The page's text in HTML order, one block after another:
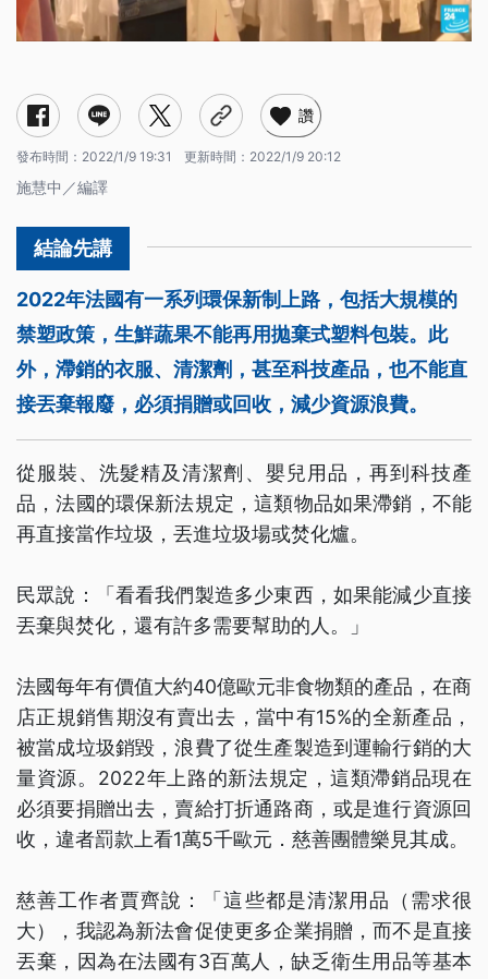
讚
發布時間： 2022/1/9 19:31 更新時間： 2022/1/9 20:12
施慧中／編譯
2022年法國有一系列環保新制上路，包括大規模的
禁塑政策，生鮮蔬果不能再用拋棄式塑料包裝。此
外，滯銷的衣服、清潔劑，甚至科技產品，也不能直
接丟棄報廢，必須捐贈或回收，減少資源浪費。
從服裝、洗髮精及清潔劑、嬰兒用品，再到科技產
品，法國的環保新法規定，這類物品如果滯銷，不能
再直接當作垃圾，丟進垃圾場或焚化爐。
民眾說：「看看我們製造多少東西，如果能減少直接
丟棄與焚化，還有許多需要幫助的人。」
法國每年有價值大約40億歐元非食物類的產品，在商
店正規銷售期沒有賣出去，當中有15%的全新產品，
被當成垃圾銷毀，浪費了從生產製造到運輸行銷的大
量資源。2022年上路的新法規定，這類滯銷品現在
必須要捐贈出去，賣給打折通路商，或是進行資源回
收，違者罰款上看1萬5千歐元．慈善團體樂見其成。
慈善工作者賈齊說：「這些都是清潔用品（需求很
大），我認為新法會促使更多企業捐贈，而不是直接
丟棄，因為在法國有3百萬人，缺乏衛生用品等基本